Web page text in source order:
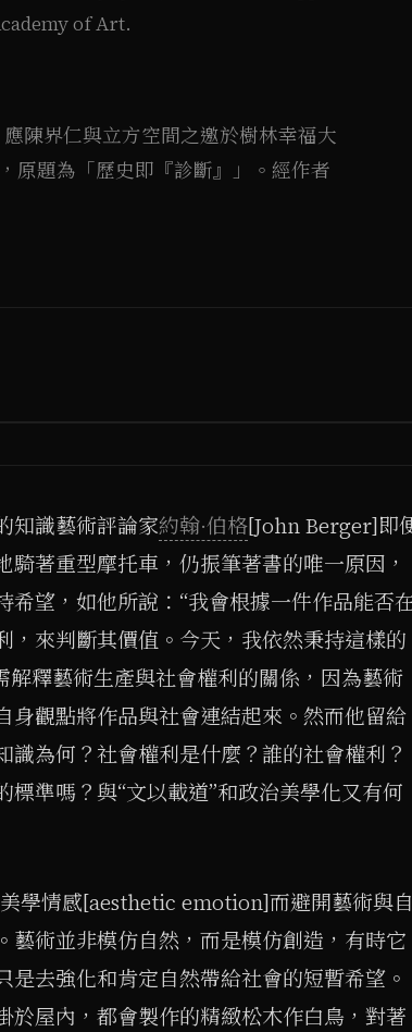
of Art.
應陳界仁與立方空間之邀於樹林幸福大
原題為「歷史即『診斷』」。經作者
知識藝術評論家約翰·伯格[John Berger]即
著重型摩托車，仍振筆著書的唯一原因，
希望，如他所說：“我會根據一件作品能否
，來判斷其價值。今天，我依然秉持這樣的
解釋藝術生產與社會權利的關係，因為藝術
身觀點將作品與社會連結起來。然而他留給
為何？社會權利是什麼？誰的社會權利？
準嗎？與“文以載道”和政治美學化又有何
學情感[aesthetic emotion]而避開藝術與
藝術並非模仿自然，而是模仿創造，有時它
去強化和肯定自然帶給社會的短暫希望。
於屋內，都會製作的精緻松木作白鳥，對著